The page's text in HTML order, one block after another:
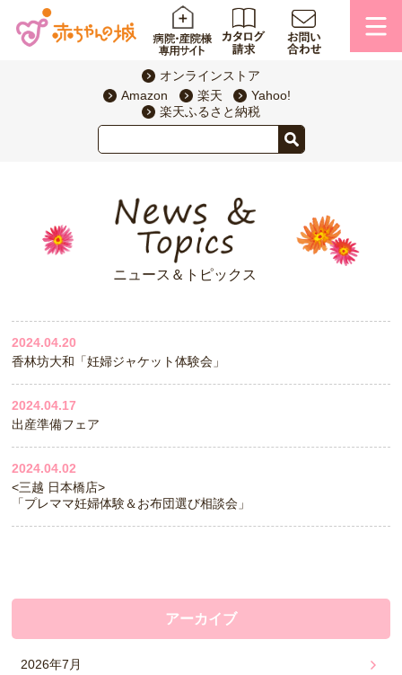
オンラインストア
Amazon
楽天
Yahoo!
楽天ふるさと納税
ニュース＆トピックス
2024.04.20
香林坊大和「妊婦ジャケット体験会」
2024.04.17
出産準備フェア
2024.04.02
<三越 日本橋店>
「プレママ妊婦体験＆お布団選び相談会」
アーカイブ
2026年7月